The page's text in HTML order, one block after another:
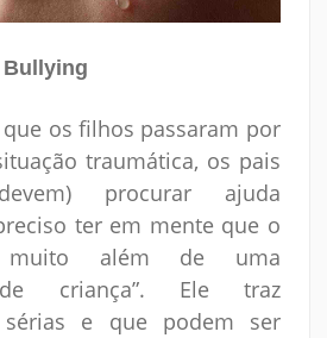
Bullying
os filhos passaram por
traumática, os pais
procurar ajuda
ter em mente que o
além de uma
de criança”. Ele traz
sérias e que podem ser